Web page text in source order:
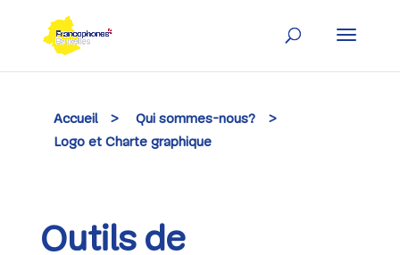
content
Accueil > Qui sommes-nous?
>
Logo et Charte graphique
Outils de